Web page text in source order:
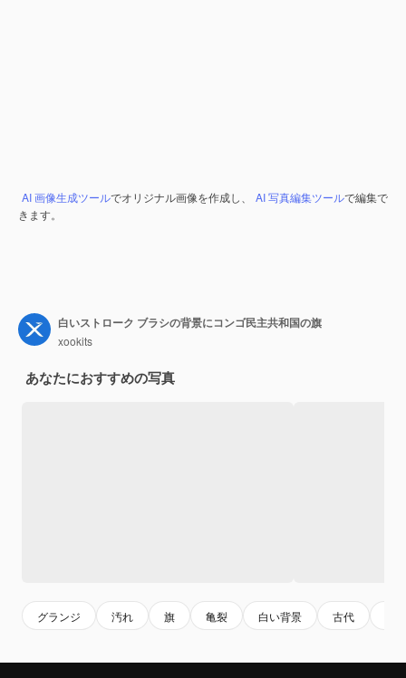
AI 画像生成ツールでオリジナル画像を作成し、 AI 写真編集ツールで編集で
きます。
白いストローク ブラシの背景にコンゴ民主共和国の旗
xookits
あなたにおすすめの写真
グランジ 汚れ 旗 亀裂 白い背景 古代